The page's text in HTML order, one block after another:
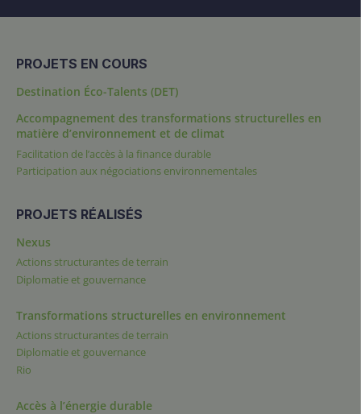
PROJETS EN COURS
Destination Éco-Talents (DET)
Accompagnement des transformations structurelles en
matière d’environnement et de climat
Facilitation de l’accès à la finance durable
Participation aux négociations environnementales
PROJETS RÉALISÉS
Nexus
Actions structurantes de terrain
Diplomatie et gouvernance
Transformations structurelles en environnement
Actions structurantes de terrain
Diplomatie et gouvernance
Rio
Accès à l’énergie durable